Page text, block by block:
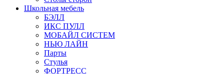
Школьная мебель
БЭЛЛ
ИКС ПУЛЛ
МОБАЙЛ СИСТЕМ
НЬЮ ЛАЙН
Парты
Стулья
ФОРТРЕСС